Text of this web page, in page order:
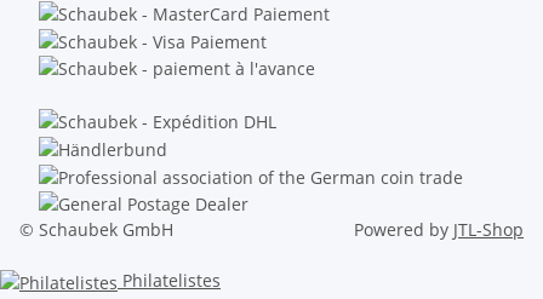
© Schaubek GmbH Powered by JTL-Shop
Philatelistes